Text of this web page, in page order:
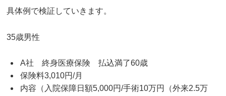
具体例で検証していきます。
35歳男性
A社 終身医療保険 払込満了60歳
保険料3,010円/月
内容（入院保障日額5,000円/手術10万円（外来2.5万